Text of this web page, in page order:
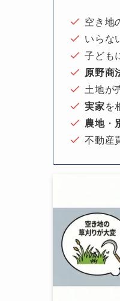
空き地
いらな
子ども
原野商
土地が
実家を
農地・
不動産